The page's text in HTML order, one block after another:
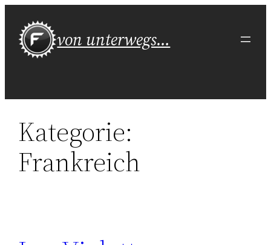
Inhalt
springen
von unterwegs…
Kategorie:
Frankreich